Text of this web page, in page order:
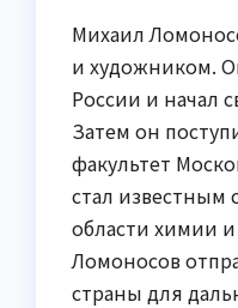
Михаил
и художником.
России и начал
Затем он
факультет
стал известным
области химии
Ломоносов
страны для